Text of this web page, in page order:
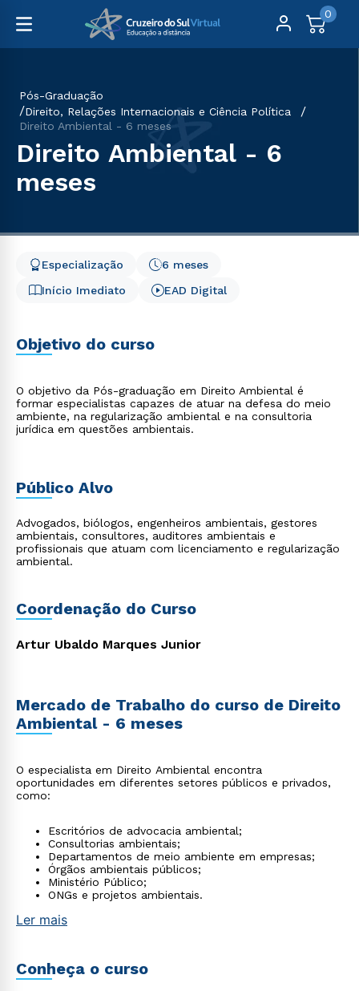
0
Pós-Graduação
Direito, Relações Internacionais e Ciência Política
Direito Ambiental - 6 meses
Direito Ambiental - 6
meses
Início Imediato
6 meses
Especialização
EAD Digital
Objetivo do curso
O objetivo da Pós-graduação em Direito Ambiental é
formar especialistas capazes de atuar na defesa do meio
ambiente, na regularização ambiental e na consultoria
jurídica em questões ambientais.
Público Alvo
Advogados, biólogos, engenheiros ambientais, gestores
ambientais, consultores, auditores ambientais e
profissionais que atuam com licenciamento e regularização
ambiental.
Coordenação do Curso
Artur Ubaldo Marques Junior
Mercado de Trabalho do curso de Direito
Ambiental - 6 meses
O especialista em Direito Ambiental encontra
oportunidades em diferentes setores públicos e privados,
como:
Escritórios de advocacia ambiental;
Consultorias ambientais;
Departamentos de meio ambiente em empresas;
Órgãos ambientais públicos;
Ministério Público;
ONGs e projetos ambientais.
Ler mais
Conheça o curso